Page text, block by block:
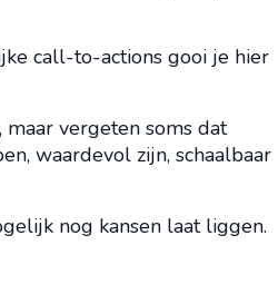
call-to-actions gooi je hier
vergeten soms dat
waardevol zijn, schaalbaar
nog kansen laat liggen.